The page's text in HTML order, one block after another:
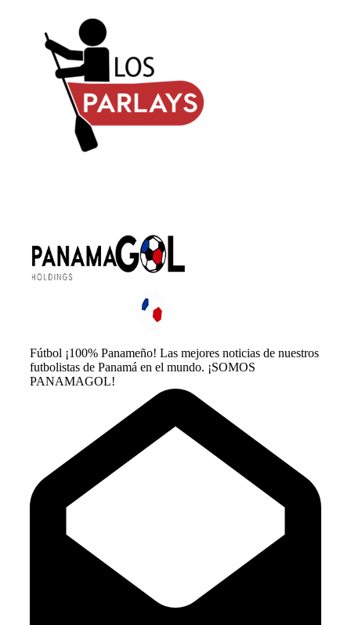
Fútbol ¡100% Panameño! Las mejores noticias de nuestros
futbolistas de Panamá en el mundo. ¡SOMOS
PANAMAGOL!